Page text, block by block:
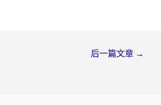
后一篇文章 →